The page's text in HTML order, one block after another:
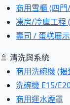
商用雪櫃 (四
凍房/冷庫工程
壽司 / 蛋糕展
🚿 清洗與系統
商用洗碗機 (
洗碗機 E15/
商用運水煙罩